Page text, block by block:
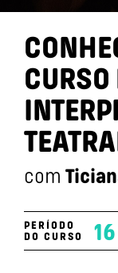
CURSO
com
PERÍODO
DO CURSO